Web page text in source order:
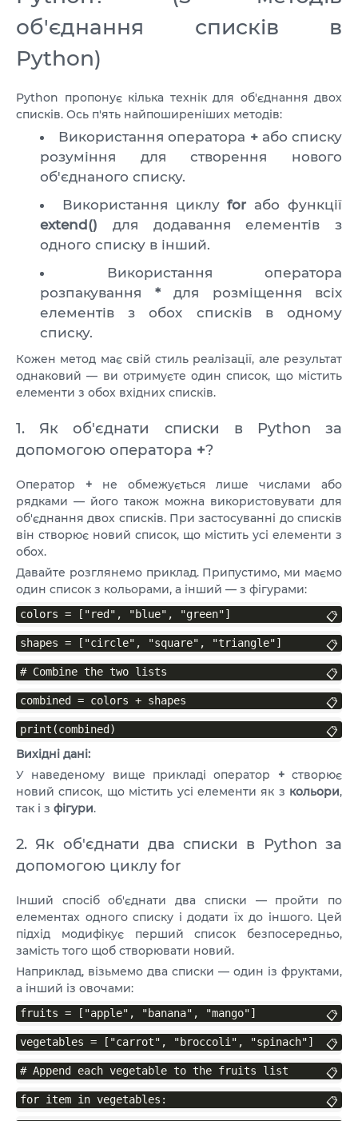
VPS ПОЛЬЩА
об'єднання списків в
Python)
Python пропонує кілька технік для об'єднання двох
списків. Ось п'ять найпоширеніших методів:
Використання оператора +або списку
розуміння для створення нового
об'єднаного списку.
Використання циклуfor або функції
extend() для додавання елементів з
одного списку в інший.
Використання оператора
розпакування *для розміщення всіх
елементів з обох списків в одному
списку.
Кожен метод має свій стиль реалізації, але результат
однаковий — ви отримуєте один список, що містить
елементи з обох вхідних списків.
1. Як об'єднати списки в Python за
допомогою оператора +?
Оператор + не обмежується лише числами або
рядками — його також можна використовувати для
об'єднання двох списків. При застосуванні до списків
він створює новий список, що містить усі елементи з
обох.
Давайте розглянемо приклад. Припустимо, ми маємо
один список з кольорами, а інший — з фігурами:
colors = ["red", "blue", "green"] 📋
shapes = ["circle", "square", "triangle"] 📋
# Combine the two lists 📋
combined = colors + shapes 📋
print(combined) 📋
Вихідні дані:
У наведеному вище прикладі оператор +створює
новий список, що містить усі елементи як з кольори,
так і з фігури.
2. Як об'єднати два списки в Python за
допомогою циклу for
Інший спосіб об'єднати два списки — пройти по
елементах одного списку і додати їх до іншого. Цей
підхід модифікує перший список безпосередньо,
замість того щоб створювати новий.
Наприклад, візьмемо два списки — один із фруктами,
а інший із овочами:
fruits = ["apple", "banana", "mango"] 📋
vegetables = ["carrot", "broccoli", "spinach"] 📋
# Append each vegetable to the fruits list 📋
for item in vegetables: 📋